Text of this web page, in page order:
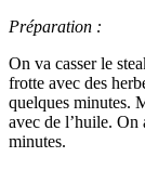
Préparation :
On va casser le
frotte avec des
quelques minutes.
avec de l’huile.
minutes.